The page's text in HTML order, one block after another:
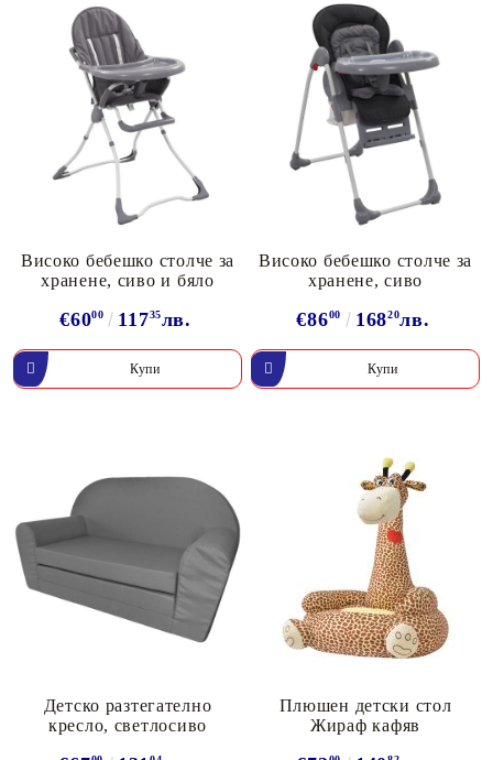
Високо бебешко столче за
хранене, сиво и бяло
€6000 11735лв.
Високо бебешко столче за
хранене, сиво
€8600 16820лв.
Детско разтегателно
кресло, светлосиво
Плюшен детски стол
Жираф кафяв